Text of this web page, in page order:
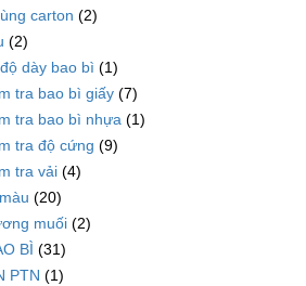
carton (2)
(2)
dày bao bì (1)
tra bao bì giấy (7)
tra bao bì nhựa (1)
tra độ cứng (9)
tra vải (4)
(20)
muối (2)
BÌ (31)
PTN (1)